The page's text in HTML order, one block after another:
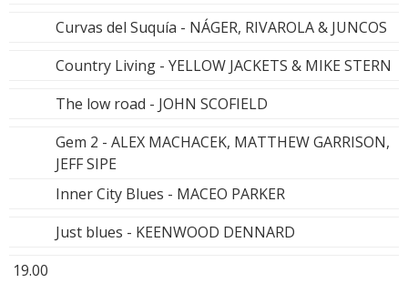
Curvas del Suquía - NÁGER, RIVAROLA & JUNCOS
Country Living - YELLOW JACKETS & MIKE STERN
The low road - JOHN SCOFIELD
Gem 2 - ALEX MACHACEK, MATTHEW GARRISON,
JEFF SIPE
Inner City Blues - MACEO PARKER
Just blues - KEENWOOD DENNARD
19.00